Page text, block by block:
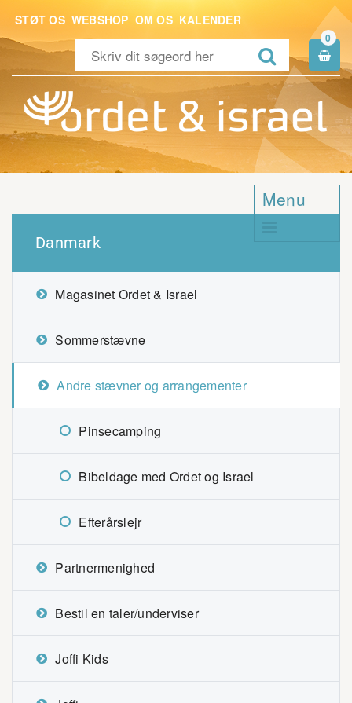
STØT OS WEBSHOP OM OS KALENDER

0

Menu
Danmark
Magasinet Ordet & Israel
Sommerstævne
Andre stævner og arrangementer
Pinsecamping
Bibeldage med Ordet og Israel
Efterårslejr
Partnermenighed
Bestil en taler/underviser
Joffi Kids